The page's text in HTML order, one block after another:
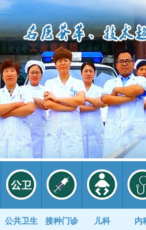
公共卫生 接种门诊 儿科 内